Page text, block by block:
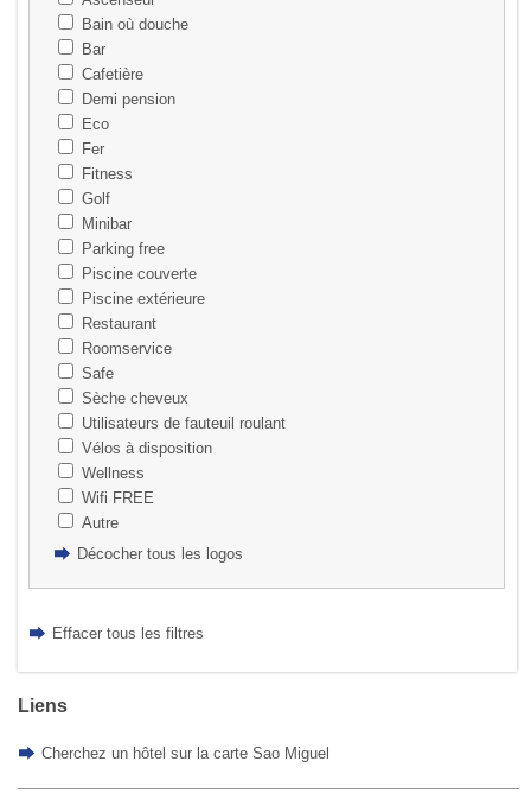
Bain où douche
Bar
Cafetière
Demi pension
Eco
Fer
Fitness
Golf
Minibar
Parking free
Piscine couverte
Piscine extérieure
Restaurant
Roomservice
Safe
Sèche cheveux
Utilisateurs de fauteuil roulant
Vélos à disposition
Wellness
Wifi FREE
Autre
Décocher tous les logos
Effacer tous les filtres
Liens
Cherchez un hôtel sur la carte Sao Miguel